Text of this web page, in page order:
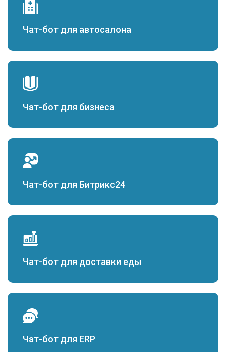
Чат-бот для автосалона
Чат-бот для бизнеса
Чат-бот для Битрикс24
Чат-бот для доставки еды
Чат-бот для ERP